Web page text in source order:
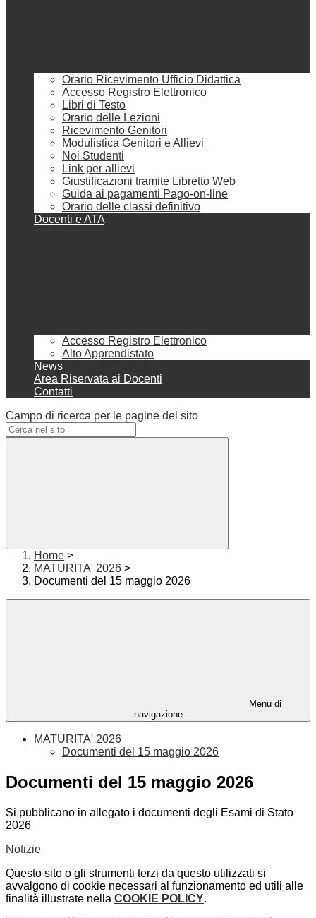
Orario Ricevimento Ufficio Didattica
Accesso Registro Elettronico
Libri di Testo
Orario delle Lezioni
Ricevimento Genitori
Modulistica Genitori e Allievi
Noi Studenti
Link per allievi
Giustificazioni tramite Libretto Web
Guida ai pagamenti Pago-on-line
Orario delle classi definitivo
Docenti e ATA
Accesso Registro Elettronico
Alto Apprendistato
News
Area Riservata ai Docenti
Contatti
Campo di ricerca per le pagine del sito
Home >
MATURITA' 2026 >
Documenti del 15 maggio 2026
Menu di
navigazione
MATURITA' 2026
Documenti del 15 maggio 2026
Documenti del 15 maggio 2026
Si pubblicano in allegato i documenti degli Esami di Stato
2026
Notizie
Questo sito o gli strumenti terzi da questo utilizzati si
avvalgono di cookie necessari al funzionamento ed utili alle
finalità illustrate nella COOKIE POLICY.